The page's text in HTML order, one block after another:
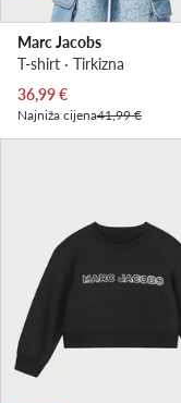
Marc Jacobs
T-shirt · Tirkizna
Trenutna cijena
36,99€
Najniža cijena41,99 €